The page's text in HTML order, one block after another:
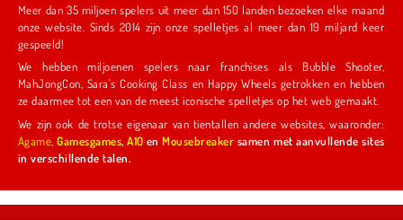
Meer dan 35 miljoen spelers uit meer dan 150 landen bezoeken elke maand
onze website. Sinds 2014 zijn onze spelletjes al meer dan 19 miljard keer
gespeeld!
We hebben miljoenen spelers naar franchises als Bubble Shooter,
MahJongCon, Sara's Cooking Class en Happy Wheels getrokken en hebben
ze daarmee tot een van de meest iconische spelletjes op het web gemaakt.
We zijn ook de trotse eigenaar van tientallen andere websites, waaronder:
Agame ,Gamesgames,A10 enMousebreaker samen met aanvullende sites
in verschillende talen.